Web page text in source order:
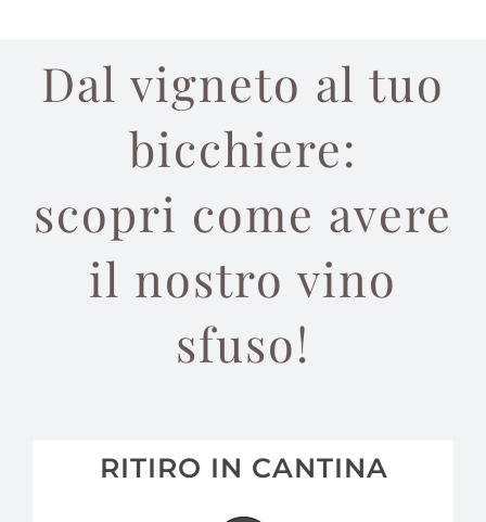
Dal vigneto al tuo
bicchiere:
scopri come avere
il nostro vino
sfuso!
RITIRO IN CANTINA